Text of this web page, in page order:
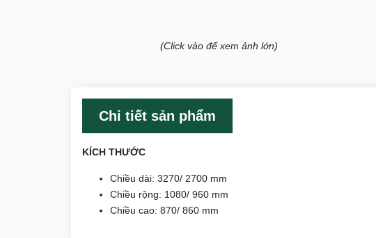
(Click vào để xem ảnh lớn)
Chi tiết sản phẩm
KÍCH THƯỚC
Chiều dài: 3270/ 2700 mm
Chiều rộng: 1080/ 960 mm
Chiều cao: 870/ 860 mm